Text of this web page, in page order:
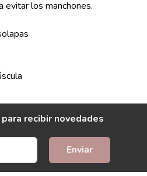
evitar los manchones.
recibir novedades
Enviar